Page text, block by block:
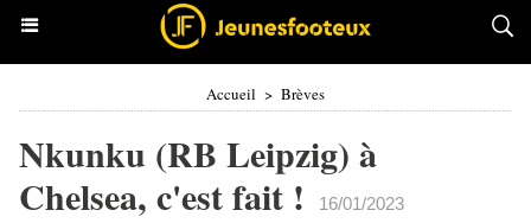
Accueil > Brèves
Nkunku (RB Leipzig) à
Chelsea, c'est fait !
16/01/2023